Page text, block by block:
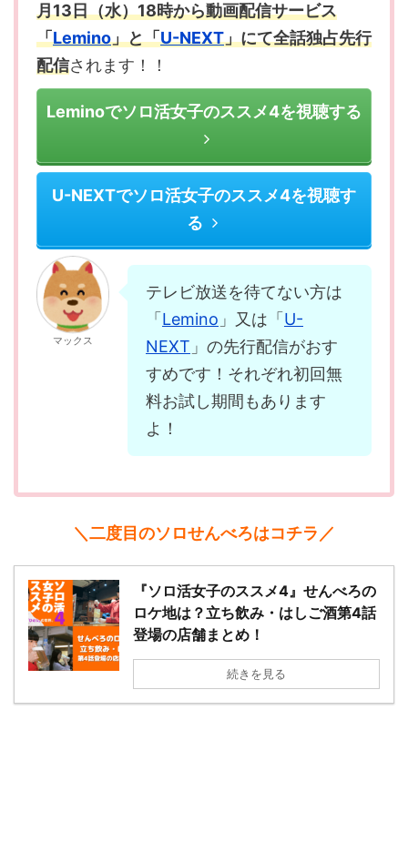
月13日（水）18時から動画配信サービス
「Lemino」と「U-NEXT」にて全話独占先行
配信されます！！
Leminoでソロ活女子のススメ4を視聴する
U-NEXTでソロ活女子のススメ4を視聴す
る
マックス
テレビ放送を待てない方は
「 Lemino 」又は「 U-
NEXT 」の先行配信がおす
すめです！それぞれ初回無
料お試し期間もあります
よ！
＼二度目のソロせんべろはコチラ／
『ソロ活女子のススメ4』せんべろの
ロケ地は？立ち飲み・はしご酒第4話
登場の店舗まとめ！
続きを見る